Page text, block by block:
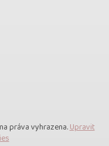
práva vyhrazena.Upravit